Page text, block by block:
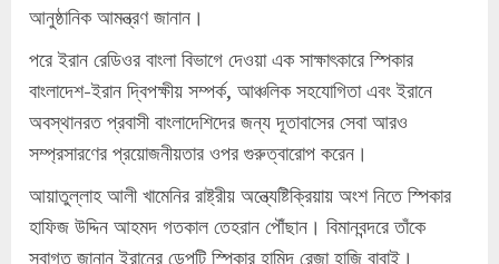
আনুষ্ঠানিক আমন্ত্রণ জানান।
পরে ইরান রেডিওর বাংলা বিভাগে দেওয়া এক সাক্ষাৎকারে স্পিকার
বাংলাদেশ-ইরান দ্বিপক্ষীয় সম্পর্ক, আঞ্চলিক সহযোগিতা এবং ইরানে
অবস্থানরত প্রবাসী বাংলাদেশিদের জন্য দূতাবাসের সেবা আরও
সম্প্রসারণের প্রয়োজনীয়তার ওপর গুরুত্বারোপ করেন।
আয়াতুল্লাহ আলী খামেনির রাষ্ট্রীয় অন্ত্যেষ্টিক্রিয়ায় অংশ নিতে স্পিকার
হাফিজ উদ্দিন আহমদ গতকাল তেহরান পৌঁছান। বিমানবন্দরে তাঁকে
স্বাগত জানান ইরানের ডেপুটি স্পিকার হামিদ রেজা হাজি বাবাই।